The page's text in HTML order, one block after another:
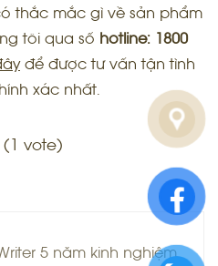
thắc mắc gì về sản phẩm
tôi qua số hotline: 1800
để được tư vấn tận tình
xác nhất.
(1 vote)
5 năm kinh nghiệm